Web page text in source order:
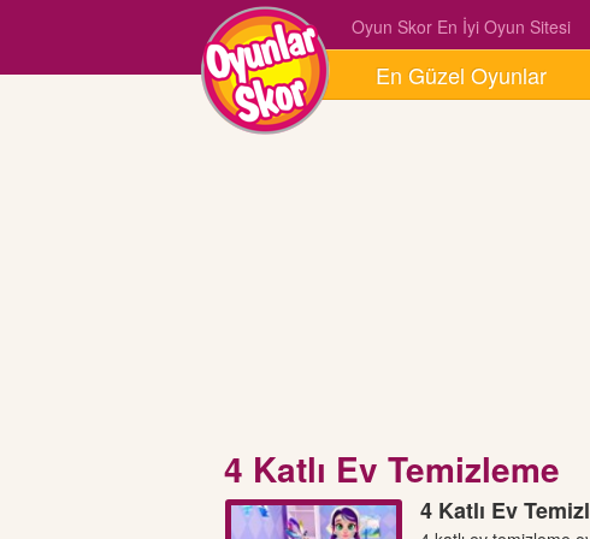
En Güzel Oyunlar
Oyun Skor En İyi Oyun Sitesi
4 Katlı Ev Temizleme
4 Katlı Ev